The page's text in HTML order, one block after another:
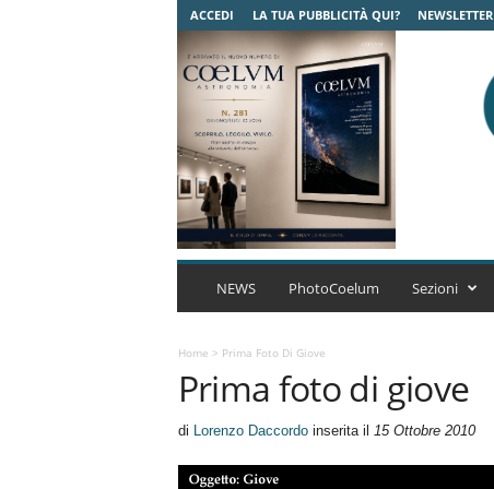
ACCEDI LA TUA PUBBLICITÀ QUI? NEWSLETTER
C
A
r
NEWS PhotoCoelum Sezioni
Home > Prima Foto Di Giove
Prima foto di giove
di Lorenzo Daccordoinserita il 15 Ottobre 2010